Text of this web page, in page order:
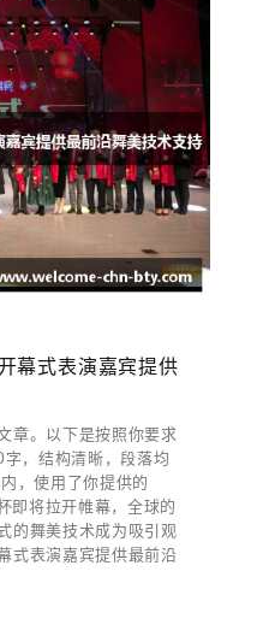
幕式表演嘉宾提供
章。以下是按照你要求
，结构清晰，段落均
，使用了你提供的
将拉开帷幕，全球的
的舞美技术成为吸引观
式表演嘉宾提供最前沿